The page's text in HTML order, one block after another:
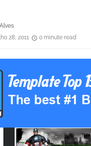
28, 2011
0 minute read